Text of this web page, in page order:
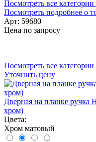
Посмотреть все категории
Посмотреть подробнее о
Арт: 59680
Цена по запросу
Посмотреть все категории
Уточнить цену
Дверная на планке
хром)
Цвета:
Хром матовый